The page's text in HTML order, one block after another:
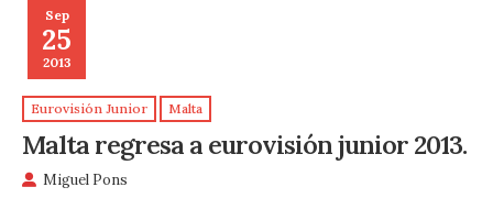
Sep
25
2013
Eurovisión Junior Malta
Malta regresa a eurovisión junior 2013.
Miguel Pons